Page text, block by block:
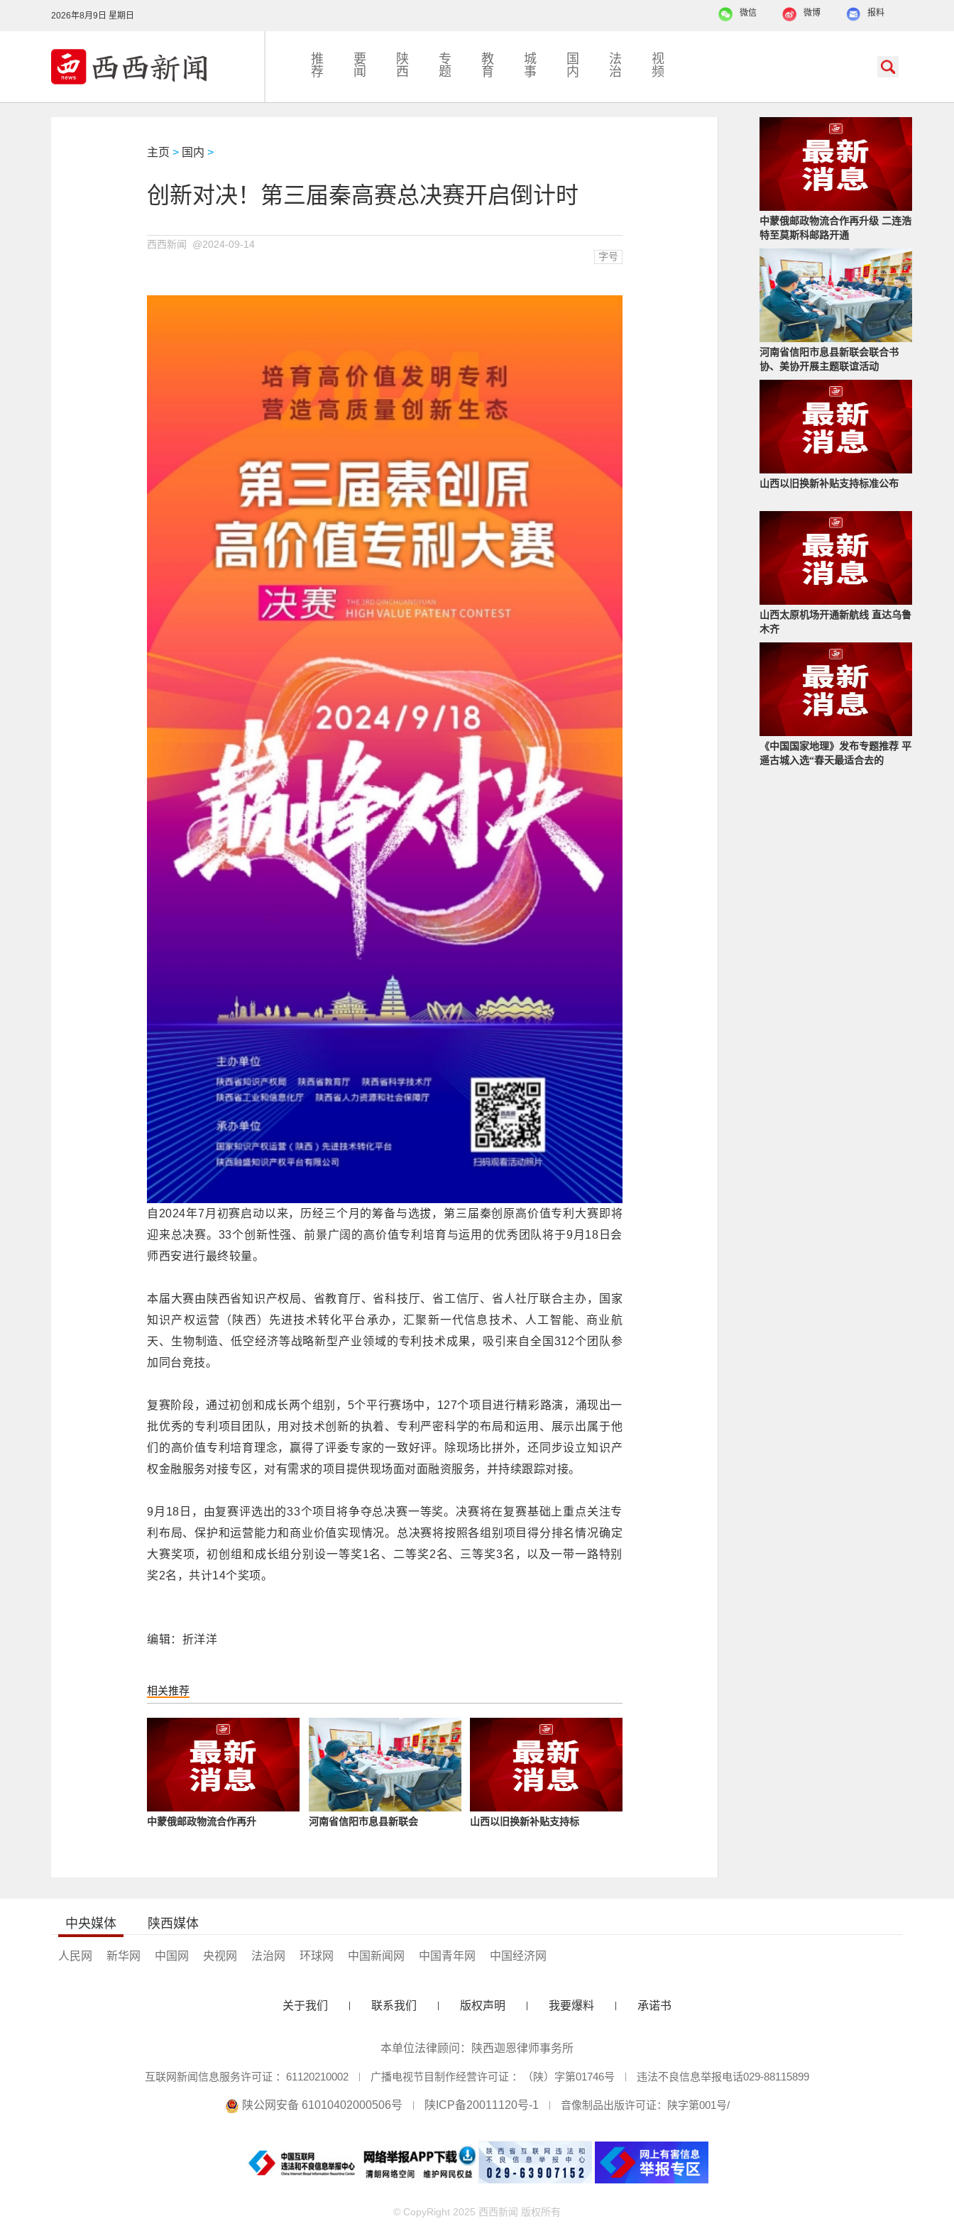
2026年8月9日 星期日 报料
微博
微信
推
荐
要
闻
陕
西
专
题
教
育
城
事
国
内
法
治
视
频
主页 > 国内 >
创新对决！第三届秦高赛总决赛开启倒计时
西西新闻 @2024-09-14
字号
自2024年7月初赛启动以来，历经三个月的筹备与选拔，第三届秦创原高价值专利大赛即将
迎来总决赛。33个创新性强、前景广阔的高价值专利培育与运用的优秀团队将于9月18日会
师西安进行最终较量。
本届大赛由陕西省知识产权局、省教育厅、省科技厅、省工信厅、省人社厅联合主办，国家
知识产权运营（陕西）先进技术转化平台承办，汇聚新一代信息技术、人工智能、商业航
天、生物制造、低空经济等战略新型产业领域的专利技术成果，吸引来自全国312个团队参
加同台竞技。
复赛阶段，通过初创和成长两个组别，5个平行赛场中，127个项目进行精彩路演，涌现出一
批优秀的专利项目团队，用对技术创新的执着、专利严密科学的布局和运用、展示出属于他
们的高价值专利培育理念，赢得了评委专家的一致好评。除现场比拼外，还同步设立知识产
权金融服务对接专区，对有需求的项目提供现场面对面融资服务，并持续跟踪对接。
9月18日，由复赛评选出的33个项目将争夺总决赛一等奖。决赛将在复赛基础上重点关注专
利布局、保护和运营能力和商业价值实现情况。总决赛将按照各组别项目得分排名情况确定
大赛奖项，初创组和成长组分别设一等奖1名、二等奖2名、三等奖3名，以及一带一路特别
奖2名，共计14个奖项。
编辑：折洋洋
相关推荐
中蒙俄邮政物流合作再升 河南省信阳市息县新联会 山西以旧换新补贴支持标
中蒙俄邮政物流合作再升级 二连浩
特至莫斯科邮路开通
河南省信阳市息县新联会联合书
协、美协开展主题联谊活动
山西以旧换新补贴支持标准公布
山西太原机场开通新航线 直达乌鲁
木齐
《中国国家地理》发布专题推荐 平
遥古城入选“春天最适合去的
中央媒体 陕西媒体
人民网 新华网 中国网 央视网 法治网 环球网 中国新闻网 中国青年网 中国经济网
关于我们 联系我们 版权声明 我要爆料 承诺书
本单位法律顾问：陕西迦恩律师事务所
互联网新闻信息服务许可证 ：61120210002 广播电视节目制作经营许可证 ：（陕）字第01746号 违法不良信息举报电话029-88115899
陕公网安备 61010402000506号 陕ICP备20011120号-1 音像制品出版许可证：陕字第001号/
© CopyRight 2025 西西新闻 版权所有